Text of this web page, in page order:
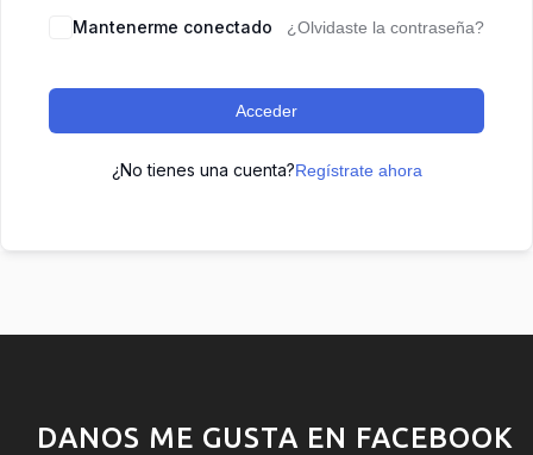
Mantenerme conectado ¿Olvidaste la contraseña?
Acceder
¿No tienes una cuenta?Regístrate ahora
DANOS ME GUSTA EN FACEBOOK